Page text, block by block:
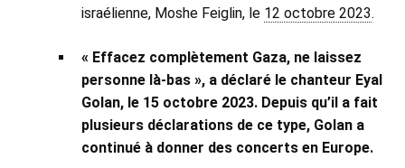
israélienne, Moshe Feiglin, le 12 octobre 2023.
« Effacez complètement Gaza, ne laissez
personne là-bas », a déclaré le chanteur Eyal
Golan, le 15 octobre 2023. Depuis qu’il a fait
plusieurs déclarations de ce type, Golan a
continué à donner des concerts en Europe.